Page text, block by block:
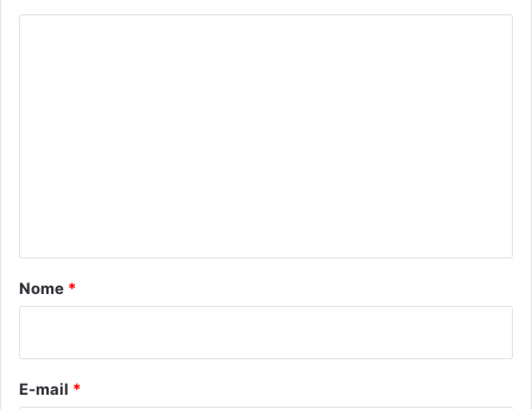
r
*
Nome *
E-mail *